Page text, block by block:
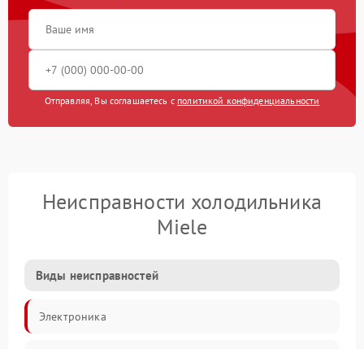
Отправляя, Вы соглашаетесь с политикой конфиденциальности
Неисправности холодильника
Miele
Виды неисправностей
Электроника